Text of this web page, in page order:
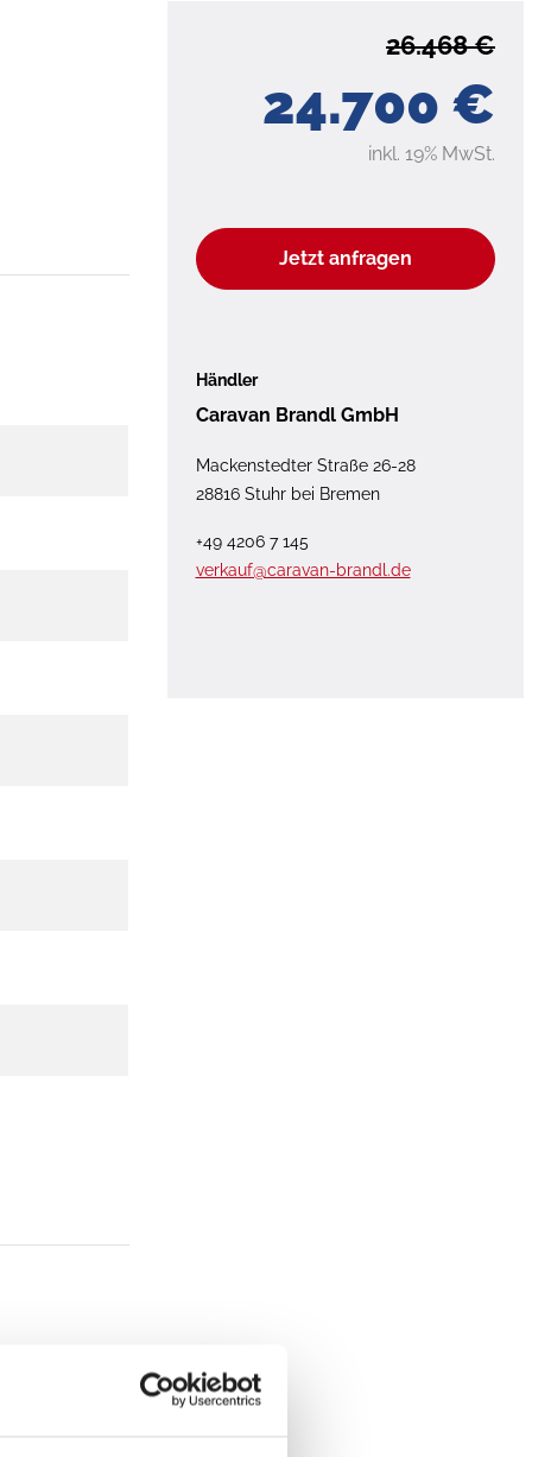
24.700 €
26.468 €
inkl. 19% MwSt.
Jetzt anfragen
Händler
Caravan Brandl GmbH
Mackenstedter Straße 26-28
28816 Stuhr bei Bremen
+49 4206 7 145
verkauf@caravan-brandl.de